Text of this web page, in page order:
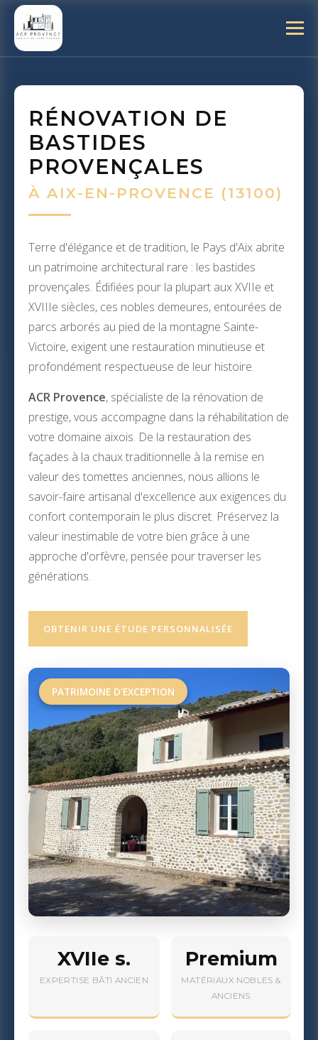
RÉNOVATION DE
BASTIDES
PROVENÇALES
À AIX-EN-PROVENCE (13100)
Terre d'élégance et de tradition, le Pays d'Aix abrite
un patrimoine architectural rare : les bastides
provençales. Édifiées pour la plupart aux XVIIe et
XVIIIe siècles, ces nobles demeures, entourées de
parcs arborés au pied de la montagne Sainte-
Victoire, exigent une restauration minutieuse et
profondément respectueuse de leur histoire.
ACR Provence, spécialiste de la rénovation de
prestige, vous accompagne dans la réhabilitation de
votre domaine aixois. De la restauration des
façades à la chaux traditionnelle à la remise en
valeur des tomettes anciennes, nous allions le
savoir-faire artisanal d'excellence aux exigences du
confort contemporain le plus discret. Préservez la
valeur inestimable de votre bien grâce à une
approche d'orfèvre, pensée pour traverser les
générations.
OBTENIR UNE ÉTUDE PERSONNALISÉE
PATRIMOINE D'EXCEPTION
XVIIe s.
EXPERTISE BÂTI ANCIEN
Premium
MATÉRIAUX NOBLES &
ANCIENS